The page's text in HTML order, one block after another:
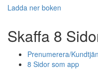
Ladda ner boken
Skaffa 8
Prenumerera/
8 Sidor som app